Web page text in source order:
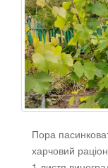
Пора
харчовий